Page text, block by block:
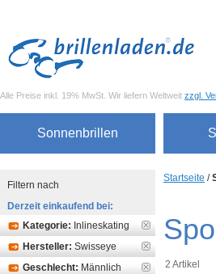
Alle Preise inkl. 19% MwSt. Wir liefern Weltweit zzgl.
Sonnenbrillen
Startseite /
2 Artikel
Filtern nach
Derzeit einkaufend bei:
Kategorie: Inlineskating
Hersteller: Swisseye
Geschlecht: Männlich